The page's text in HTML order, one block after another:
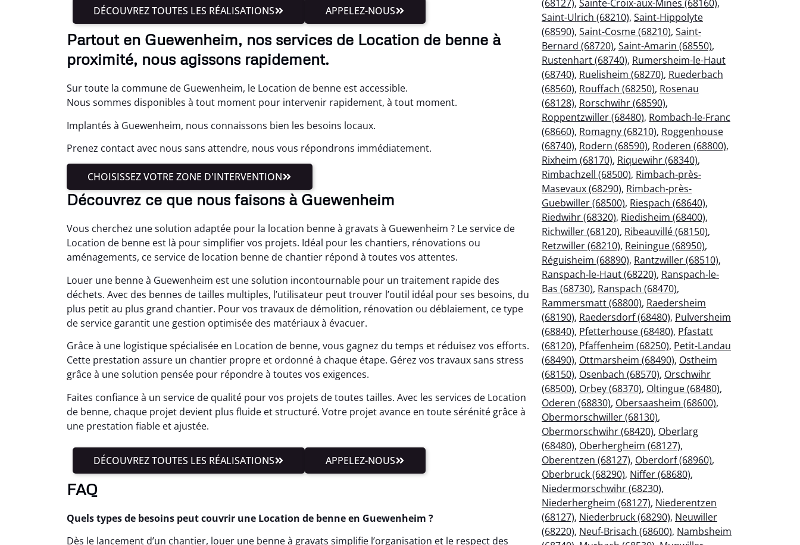
DÉCOUVREZ TOUTES LES RÉALISATIONS APPELEZ-NOUS
Partout en Guewenheim, nos services de Location de benne à
proximité, nous agissons rapidement.
Sur toute la commune de Guewenheim, le Location de benne est accessible.
Nous sommes disponibles à tout moment pour intervenir rapidement, à tout moment.
Implantés à Guewenheim, nous connaissons bien les besoins locaux.
Prenez contact avec nous sans attendre, nous vous répondrons immédiatement.
CHOISISSEZ VOTRE ZONE D'INTERVENTION
Découvrez ce que nous faisons à Guewenheim
Vous cherchez une solution adaptée pour la location benne à gravats à Guewenheim ? Le service de
Location de benne est là pour simplifier vos projets. Idéal pour les chantiers, rénovations ou
aménagements, ce service de location benne de chantier répond à toutes vos attentes.
Louer une benne à Guewenheim est une solution incontournable pour un traitement rapide des
déchets. Avec des bennes de tailles multiples, l’utilisateur peut trouver l’outil idéal pour ses besoins, du
plus petit au plus grand chantier. Pour vos travaux de démolition, rénovation ou déblaiement, ce type
de service garantit une gestion optimisée des matériaux à évacuer.
Grâce à une logistique spécialisée en Location de benne, vous gagnez du temps et réduisez vos efforts.
Cette prestation assure un chantier propre et ordonné à chaque étape. Gérez vos travaux sans stress
grâce à une solution pensée pour répondre à toutes vos exigences.
Faites confiance à un service de qualité pour vos projets de toutes tailles. Avec les services de Location
de benne, chaque projet devient plus fluide et structuré. Votre projet avance en toute sérénité grâce à
une prestation fiable et ajustée.
DÉCOUVREZ TOUTES LES RÉALISATIONS APPELEZ-NOUS
FAQ
Quels types de besoins peut couvrir une Location de benne en Guewenheim ?
Dès le lancement d’un chantier, louer une benne à gravats simplifie l’organisation et le respect des
(68127), Sainte-Croix-aux-Mines (68160),
Saint-Ulrich (68210), Saint-Hippolyte
(68590), Saint-Cosme (68210), Saint-
Bernard (68720), Saint-Amarin (68550),
Rustenhart (68740), Rumersheim-le-Haut
(68740), Ruelisheim (68270), Ruederbach
(68560), Rouffach (68250), Rosenau
(68128), Rorschwihr (68590),
Roppentzwiller (68480), Rombach-le-Franc
(68660), Romagny (68210), Roggenhouse
(68740), Rodern (68590), Roderen (68800),
Rixheim (68170), Riquewihr (68340),
Rimbachzell (68500), Rimbach-près-
Masevaux (68290), Rimbach-près-
Guebwiller (68500), Riespach (68640),
Riedwihr (68320), Riedisheim (68400),
Richwiller (68120), Ribeauvillé (68150),
Retzwiller (68210), Reiningue (68950),
Réguisheim (68890), Rantzwiller (68510),
Ranspach-le-Haut (68220), Ranspach-le-
Bas (68730), Ranspach (68470),
Rammersmatt (68800), Raedersheim
(68190), Raedersdorf (68480), Pulversheim
(68840), Pfetterhouse (68480), Pfastatt
(68120), Pfaffenheim (68250), Petit-Landau
(68490), Ottmarsheim (68490), Ostheim
(68150), Osenbach (68570), Orschwihr
(68500), Orbey (68370), Oltingue (68480),
Oderen (68830), Obersaasheim (68600),
Obermorschwiller (68130),
Obermorschwihr (68420), Oberlarg
(68480), Oberhergheim (68127),
Oberentzen (68127), Oberdorf (68960),
Oberbruck (68290), Niffer (68680),
Niedermorschwihr (68230),
Niederhergheim (68127), Niederentzen
(68127), Niederbruck (68290), Neuwiller
(68220), Neuf-Brisach (68600), Nambsheim